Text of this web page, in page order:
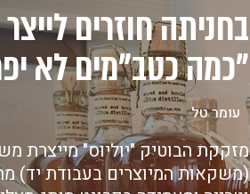
בחניתה חוזרים
"כמה כטב"מים לא
עומר טל
מזקקת הבוטיק "יוליוס" מייצרת
(משקאות המיוצרים בעבודת יד)